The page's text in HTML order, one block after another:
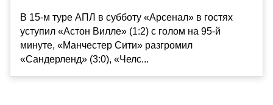
В 15-м туре АПЛ в субботу «Арсенал» в гостях
уступил «Астон Вилле» (1:2) с голом на 95-й
минуте, «Манчестер Сити» разгромил
«Сандерленд» (3:0), «Челс...